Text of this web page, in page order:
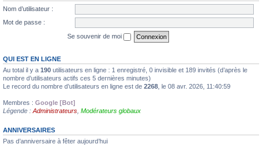
Nom d’utilisateur :
Mot de passe :
Se souvenir de moi
QUI EST EN LIGNE
Au total il y a 190 utilisateurs en ligne : 1 enregistré, 0 invisible et 189 invités (d’après le
nombre d’utilisateurs actifs ces 5 dernières minutes)
Le record du nombre d’utilisateurs en ligne est de 2268 , le 08 avr. 2026, 11:40:59
Membres : Google [Bot]
Légende : Administrateurs Modérateurs globaux
ANNIVERSAIRES
Pas d’anniversaire à fêter aujourd’hui